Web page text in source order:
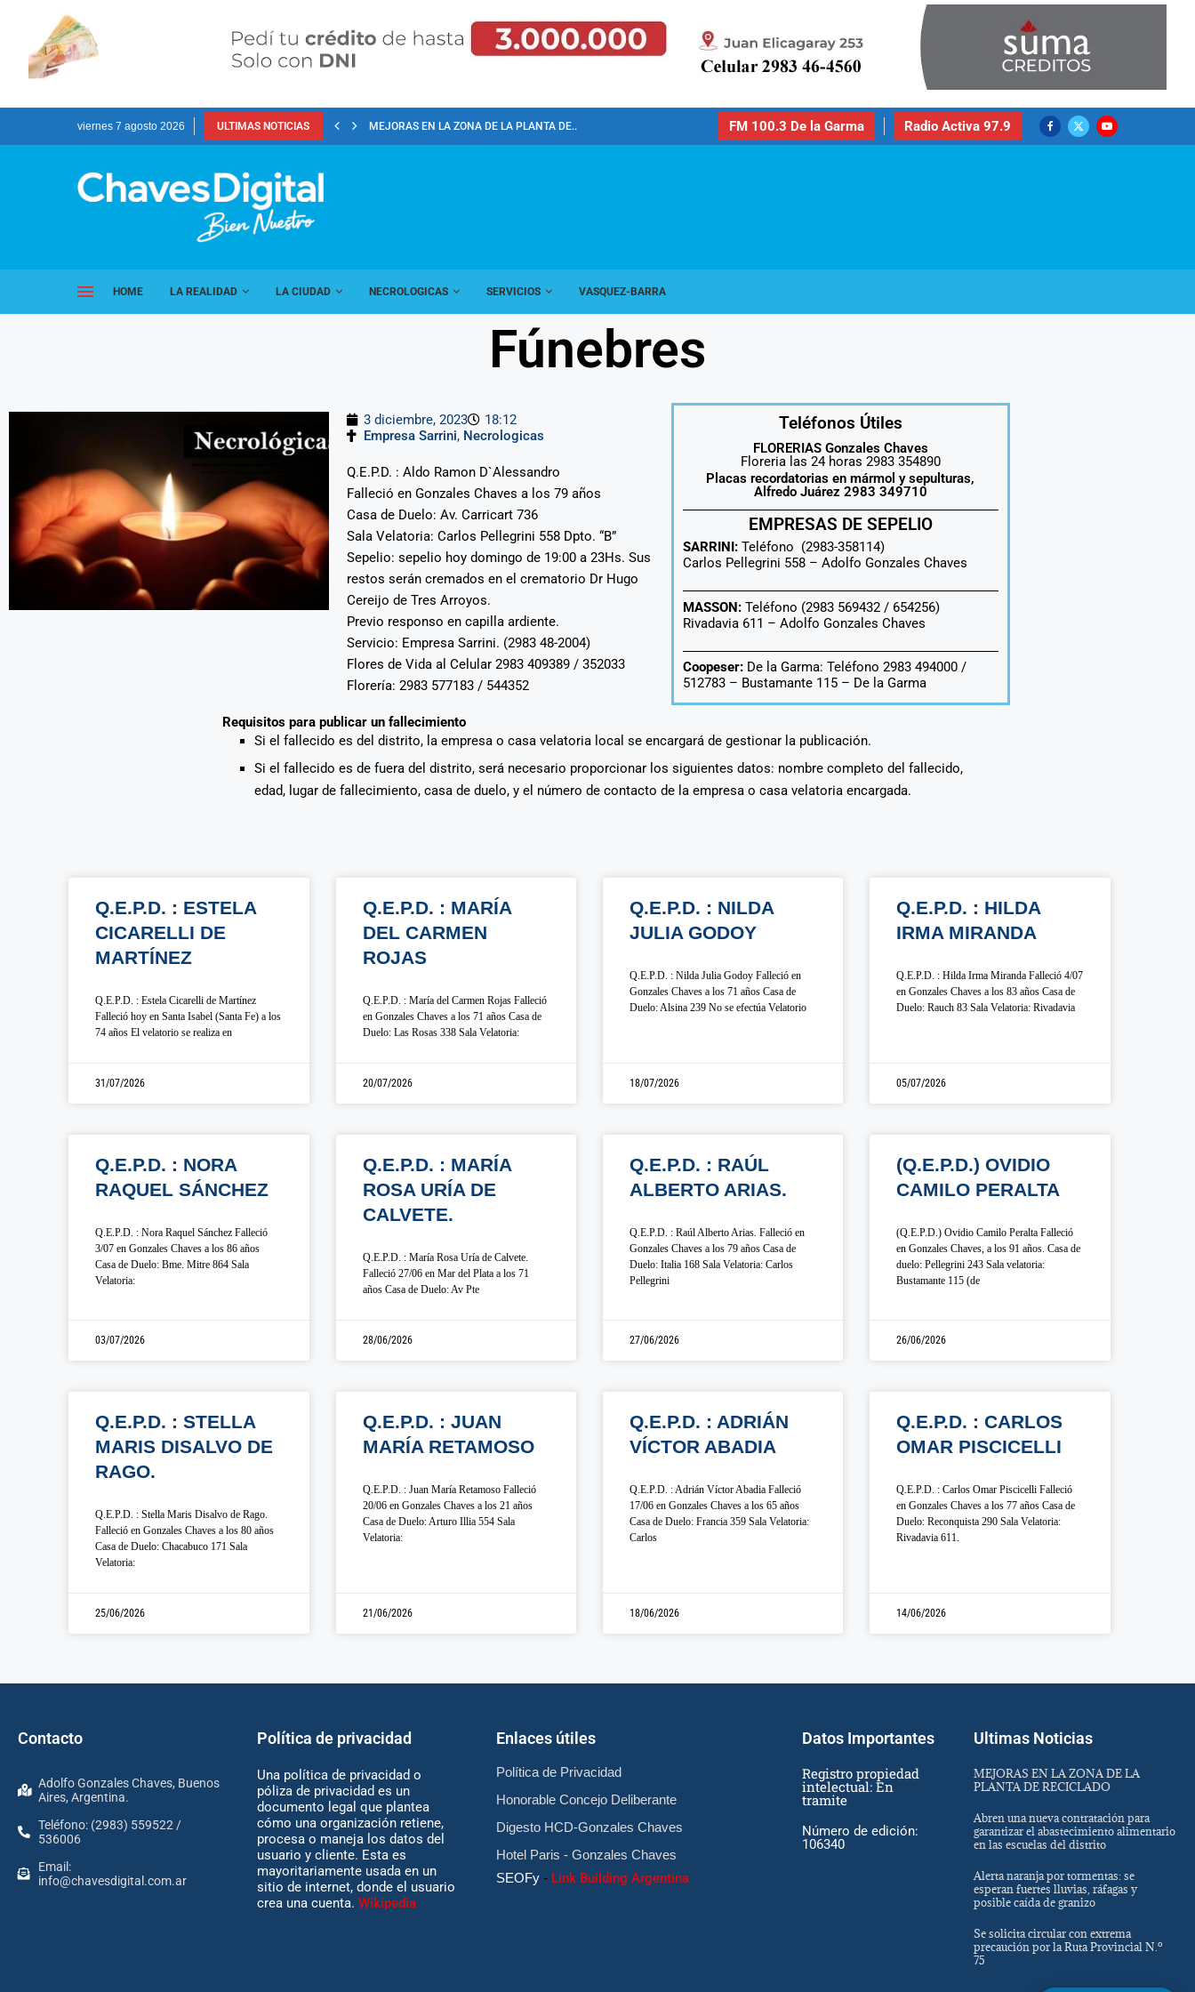
viernes 7 agosto 2026 ULTIMAS NOTICIAS MEJORAS EN LA ZONA DE LA PLANTA DE... FM 100.3 De la Garma Radio Activa 97.9
HOME LA REALIDAD LA CIUDAD NECROLOGICAS SERVICIOS VASQUEZ-BARRA
Fúnebres
3 diciembre, 2023
18:12
Empresa Sarrini, Necrologicas
Q.E.P.D. : Aldo Ramon D`Alessandro
Falleció en Gonzales Chaves a los 79 años
Casa de Duelo: Av. Carricart 736
Sala Velatoria: Carlos Pellegrini 558 Dpto. “B”
Sepelio: sepelio hoy domingo de 19:00 a 23Hs. Sus
restos serán cremados en el crematorio Dr Hugo
Cereijo de Tres Arroyos.
Previo responso en capilla ardiente.
Servicio: Empresa Sarrini. (2983 48-2004)
Flores de Vida al Celular 2983 409389 / 352033
Florería: 2983 577183 / 544352
Teléfonos Útiles
FLORERIAS Gonzales Chaves
Floreria las 24 horas 2983 354890
Placas recordatorias en mármol y sepulturas,
Alfredo Juárez 2983 349710
EMPRESAS DE SEPELIO
SARRINI:Teléfono (2983-358114)
Carlos Pellegrini 558 – Adolfo Gonzales Chaves
MASSON:Teléfono (2983 569432 / 654256)
Rivadavia 611 – Adolfo Gonzales Chaves
Coopeser:De la Garma: Teléfono 2983 494000 /
512783 – Bustamante 115 – De la Garma
Requisitos para publicar un fallecimiento
Si el fallecido es del distrito, la empresa o casa velatoria local se encargará de gestionar la publicación.
Si el fallecido es de fuera del distrito, será necesario proporcionar los siguientes datos: nombre completo del fallecido,
edad, lugar de fallecimiento, casa de duelo, y el número de contacto de la empresa o casa velatoria encargada.
Q.E.P.D. : ESTELA
CICARELLI DE
MARTÍNEZ
Q.E.P.D. : Estela Cicarelli de Martínez
Falleció hoy en Santa Isabel (Santa Fe) a los
74 años El velatorio se realiza en
31/07/2026
Q.E.P.D. : MARÍA
DEL CARMEN
ROJAS
Q.E.P.D. : María del Carmen Rojas Falleció
en Gonzales Chaves a los 71 años Casa de
Duelo: Las Rosas 338 Sala Velatoria:
20/07/2026
Q.E.P.D. : NILDA
JULIA GODOY
Q.E.P.D. : Nilda Julia Godoy Falleció en
Gonzales Chaves a los 71 años Casa de
Duelo: Alsina 239 No se efectúa Velatorio
18/07/2026
Q.E.P.D. : HILDA
IRMA MIRANDA
Q.E.P.D. : Hilda Irma Miranda Falleció 4/07
en Gonzales Chaves a los 83 años Casa de
Duelo: Rauch 83 Sala Velatoria: Rivadavia
05/07/2026
Q.E.P.D. : NORA
RAQUEL SÁNCHEZ
Q.E.P.D. : Nora Raquel Sánchez Falleció
3/07 en Gonzales Chaves a los 86 años
Casa de Duelo: Bme. Mitre 864 Sala
Velatoria:
03/07/2026
Q.E.P.D. : MARÍA
ROSA URÍA DE
CALVETE.
Q.E.P.D. : María Rosa Uría de Calvete.
Falleció 27/06 en Mar del Plata a los 71
años Casa de Duelo: Av Pte
28/06/2026
Q.E.P.D. : RAÚL
ALBERTO ARIAS.
Q.E.P.D. : Raúl Alberto Arias. Falleció en
Gonzales Chaves a los 79 años Casa de
Duelo: Italia 168 Sala Velatoria: Carlos
Pellegrini
27/06/2026
(Q.E.P.D.) OVIDIO
CAMILO PERALTA
(Q.E.P.D.) Ovidio Camilo Peralta Falleció
en Gonzales Chaves, a los 91 años. Casa de
duelo: Pellegrini 243 Sala velatoria:
Bustamante 115 (de
26/06/2026
Q.E.P.D. : STELLA
MARIS DISALVO DE
RAGO.
Q.E.P.D. : Stella Maris Disalvo de Rago.
Falleció en Gonzales Chaves a los 80 años
Casa de Duelo: Chacabuco 171 Sala
Velatoria:
25/06/2026
Q.E.P.D. : JUAN
MARÍA RETAMOSO
Q.E.P.D. : Juan María Retamoso Falleció
20/06 en Gonzales Chaves a los 21 años
Casa de Duelo: Arturo Illia 554 Sala
Velatoria:
21/06/2026
Q.E.P.D. : ADRIÁN
VÍCTOR ABADIA
Q.E.P.D. : Adrián Víctor Abadia Falleció
17/06 en Gonzales Chaves a los 65 años
Casa de Duelo: Francia 359 Sala Velatoria:
Carlos
18/06/2026
Q.E.P.D. : CARLOS
OMAR PISCICELLI
Q.E.P.D. : Carlos Omar Piscicelli Falleció
en Gonzales Chaves a los 77 años Casa de
Duelo: Reconquista 290 Sala Velatoria:
Rivadavia 611.
14/06/2026
Contacto
Adolfo Gonzales Chaves, Buenos
Aires, Argentina.
Teléfono: (2983) 559522 /
536006
Email:
info@chavesdigital.com.ar
Política de privacidad
Una política de privacidad o
póliza de privacidad es un
documento legal que plantea
cómo una organización retiene,
procesa o maneja los datos del
usuario y cliente. Esta es
mayoritariamente usada en un
sitio de internet, donde el usuario
crea una cuenta. Wikipedia
Enlaces útiles
Política de Privacidad
Honorable Concejo Deliberante
Digesto HCD-Gonzales Chaves
Hotel Paris - Gonzales Chaves
SEOFy- Link Building Argentina
Datos Importantes
Registro propiedad
intelectual: En
tramite
Número de edición:
106340
Ultimas Noticias
MEJORAS EN LA ZONA DE LA
PLANTA DE RECICLADO
Abren una nueva contratación para
garantizar el abastecimiento alimentario
en las escuelas del distrito
Alerta naranja por tormentas: se
esperan fuertes lluvias, ráfagas y
posible caída de granizo
Se solicita circular con extrema
precaución por la Ruta Provincial N.º
75